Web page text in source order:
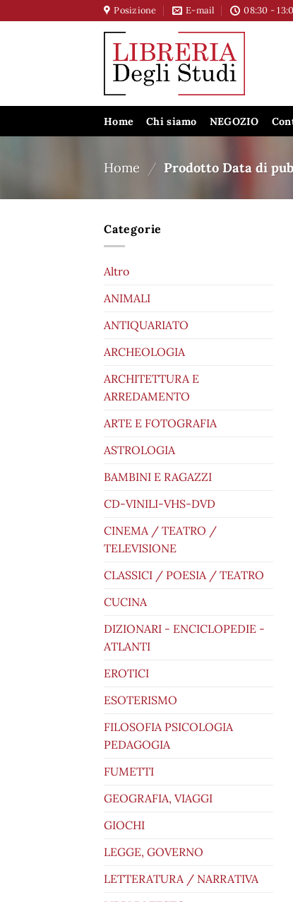
ai
Posizione E-mail 08:30 -
Home Chi siamo NEGOZIO
Home / Prodotto Data di
Categorie
Altro
ANIMALI
ANTIQUARIATO
ARCHEOLOGIA
ARCHITETTURA E
ARREDAMENTO
ARTE E FOTOGRAFIA
ASTROLOGIA
BAMBINI E RAGAZZI
CD-VINILI-VHS-DVD
CINEMA / TEATRO /
TELEVISIONE
CLASSICI / POESIA / TEATRO
CUCINA
DIZIONARI - ENCICLOPEDIE -
ATLANTI
EROTICI
ESOTERISMO
FILOSOFIA PSICOLOGIA
PEDAGOGIA
FUMETTI
GEOGRAFIA, VIAGGI
GIOCHI
LEGGE, GOVERNO
LETTERATURA / NARRATIVA